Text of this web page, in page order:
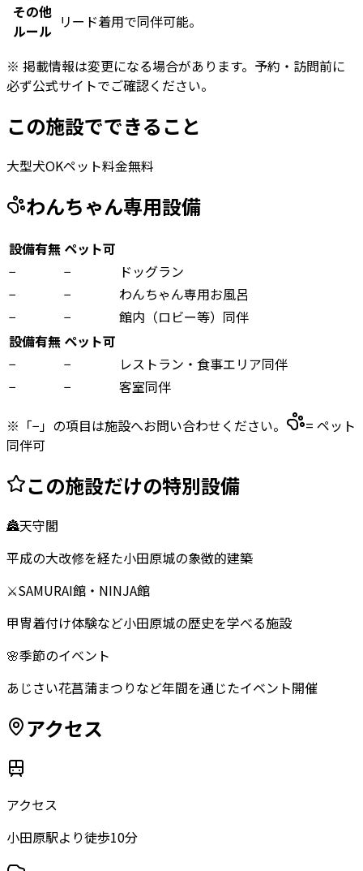
その他
ルール リード着用で同伴可能。
※ 掲載情報は変更になる場合があります。予約・訪問前に
必ず公式サイトでご確認ください。
この施設でできること
大型犬OKペット料金無料
わんちゃん専用設備
設備有無 ペット可
−
−
ドッグラン
−
−
わんちゃん専用お風呂
−
−
館内（ロビー等）同伴
設備有無 ペット可
−
−
レストラン・食事エリア同伴
−
−
客室同伴
※「−」の項目は施設へお問い合わせください。
= ペット
同伴可
この施設だけの特別設備
🏯天守閣
平成の大改修を経た小田原城の象徴的建築
⚔️SAMURAI館・NINJA館
甲冑着付け体験など小田原城の歴史を学べる施設
🌸季節のイベント
あじさい花菖蒲まつりなど年間を通じたイベント開催
アクセス
アクセス
小田原駅より徒歩10分